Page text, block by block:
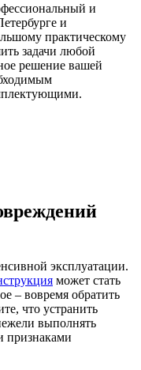
и
и
практическому
задачи любой
решение вашей
эксплуатации.
может стать
– вовремя обратить
что устранить
выполнять
признаками